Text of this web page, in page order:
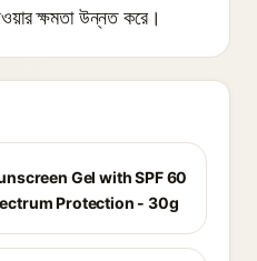
ক্ষমতা উন্নত করে।
Gel with SPF 60
Protection - 30g